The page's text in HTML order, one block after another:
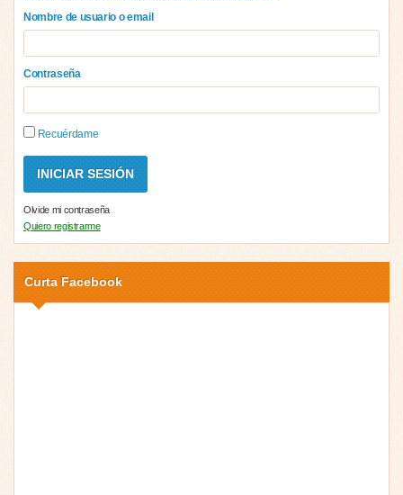
Nombre de usuario o email
Contraseña
Recuérdame
Olvide mi contraseña
Quiero registrarme
Curta Facebook